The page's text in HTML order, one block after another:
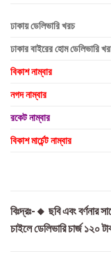
ঢাকায় ডেলিভারি খরচ
ঢাকার বাইরের হোম ডেলিভারি
বিকাশ নাম্বার
নগদ নাম্বার
রকেট নাম্বার
বিকাশ মার্চেন্ট নাম্বার
বিঃদ্রঃ-🔸 ছবি এবং
চাইলে ডেলিভারি চার্জ ১২০